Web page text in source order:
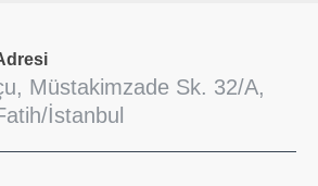
Müstakimzade Sk. 32/A,
İstanbul